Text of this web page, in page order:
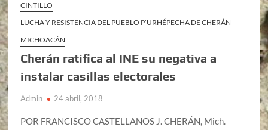
CINTILLO
LUCHA Y RESISTENCIA DEL PUEBLO P’URHÉPECHA DE CHERÁN
MICHOACÁN
Cherán ratifica al INE su negativa a
instalar casillas electorales
Admin 24 abril, 2018
POR FRANCISCO CASTELLANOS J. CHERÁN, Mich.